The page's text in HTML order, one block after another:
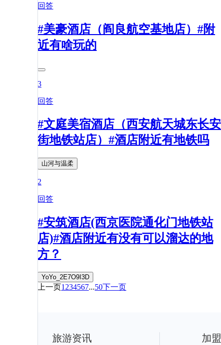
回答
#美豪酒店（阎良航空基地店）#附
近有啥玩的
3
回答
#文庭美宿酒店（西安航天城东长安
街地铁站店）#酒店附近有地铁吗
山河与温柔
2
回答
#安筑酒店(西京医院通化门地铁站
店)#酒店附近有没有可以溜达的地
方？
YoYo_2E7O9I3D
上一页1 234567...50下一页
旅游资讯 加